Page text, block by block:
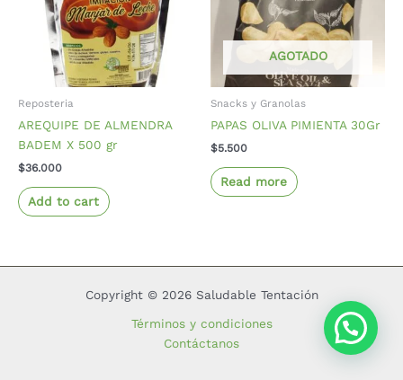
Reposteria
AREQUIPE DE ALMENDRA
BADEM X 500 gr
$36.000
Add to cart
AGOTADO
Snacks y Granolas
PAPAS OLIVA PIMIENTA 30Gr
$5.500
Read more
Copyright © 2026 Saludable Tentación
Términos y condiciones
Contáctanos